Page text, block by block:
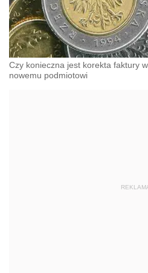
Czy konieczna jest korekta faktury
nowemu podmiotowi